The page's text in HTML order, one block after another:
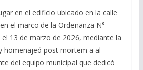
en el edificio ubicado en la calle
el marco de la Ordenanza N°
13 de marzo de 2026, mediante la
homenajeó post mortem a al
del equipo municipal que dedicó